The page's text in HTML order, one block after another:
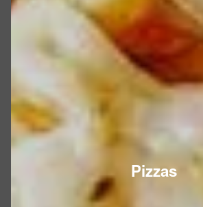
Pizzas